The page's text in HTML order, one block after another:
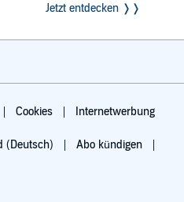
Jetzt entdecken ❭❭
Cookies Internetwerbung
(Deutsch) Abo kündigen